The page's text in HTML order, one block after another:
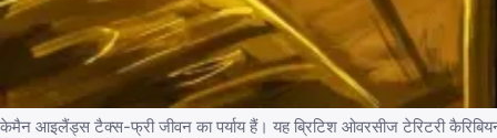
केमैन आइलैंड्स टैक्स-फ्री जीवन का पर्याय हैं। यह ब्रिटिश ओवरसीज टेरिटरी